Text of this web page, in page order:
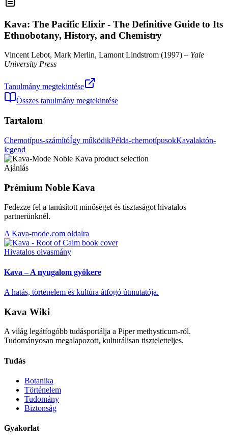
Kava: The Pacific Elixir - The Definitive Guide to Its
Ethnobotany, History, and Chemistry
Vincent Lebot, Mark Merlin, Lamont Lindstrom (1997) – Yale
University Press
Tanulmány megtekintése
Összes tanulmány megtekintése
Tartalom
Chemotípus-számítóÍgy működikPélda-chemotípusokKavalaktón-
legend
Ajánlás
Prémium Noble Kava
Fedezze fel a tanúsított minőséget és tisztaságot hivatalos
partnerünknél.
A Kava-mode.com oldalra
Hivatalos olvasmány
Kava – A nyugalom gyökere
A hatás, történelem és kultúra átfogó útmutatója.
Kava Wiki
A világ legátfogóbb tudásportálja a Piper methysticum-ról.
Tudományosan megalapozott, kulturálisan tiszteletteljes.
Tudás
Botanika
Történelem
Tudomány
Biztonság
Gyakorlat